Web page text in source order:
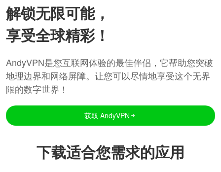
解锁无限可能，
享受全球精彩！
AndyVPN是您互联网体验的最佳伴侣，它帮助您突破
地理边界和网络屏障。让您可以尽情地享受这个无界
限的数字世界！
获取 AndyVPN
下载适合您需求的应用